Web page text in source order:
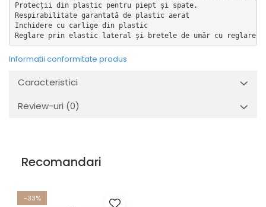
Protecții din plastic pentru piept și spate.
Respirabilitate garantată de plastic aerat
Inchidere cu carlige din plastic
Reglare prin elastic lateral și bretele de umăr cu reglare
Informatii conformitate produs
Caracteristici
Review-uri (0)
Recomandari
-33%